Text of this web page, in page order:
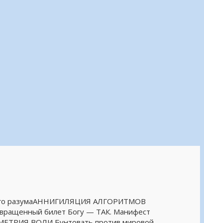
разумаАННИГИЛЯЦИЯ АЛГОРИТМОВ
билет Богу — ТАК. Манифест